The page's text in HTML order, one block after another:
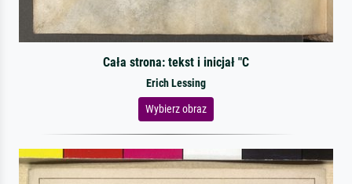
Cała strona: tekst i inicjał "C
Erich Lessing
Wybierz obraz